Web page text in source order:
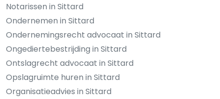
Notarissen in Sittard
Ondernemen in Sittard
Ondernemingsrecht advocaat in Sittard
Ongediertebestrijding in Sittard
Ontslagrecht advocaat in Sittard
Opslagruimte huren in Sittard
Organisatieadvies in Sittard